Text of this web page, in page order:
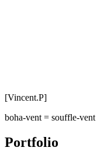
[Vincent.P]
boha-vent = souffle-vent
Portfolio